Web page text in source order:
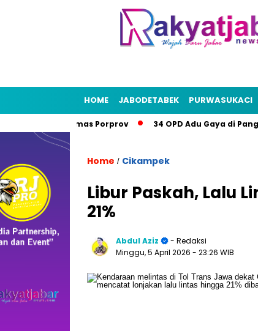
HOME JABODETABEK PURWASUKACI
Bidik Emas Porprov 34 OPD Adu Gaya di
Home / Cikampek
Libur Paskah, Lalu
21%
Abdul Aziz
- Redaksi
Minggu, 5 April 2026 - 23:26 WIB